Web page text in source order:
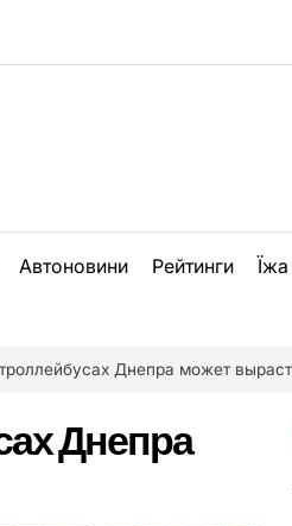
Автоновини Рейтинги Їжа
Днепра может вырасти
Днепра